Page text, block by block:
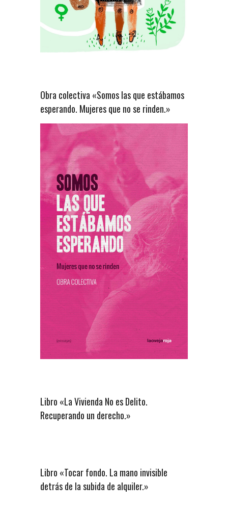
Obra colectiva «Somos las que estábamos
esperando. Mujeres que no se rinden.»
Libro «La Vivienda No es Delito.
Recuperando un derecho.»
Libro «Tocar fondo. La mano invisible
detrás de la subida de alquiler.»